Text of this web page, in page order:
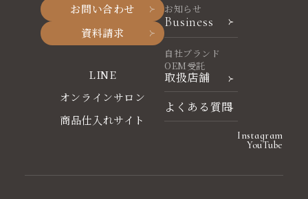
お問い合わせ
資料請求
LINE
オンラインサロン
商品仕入れサイト
お知らせ
Business
自社ブランド
OEM受託
取扱店舗
よくある質問
Instagram
YouTube